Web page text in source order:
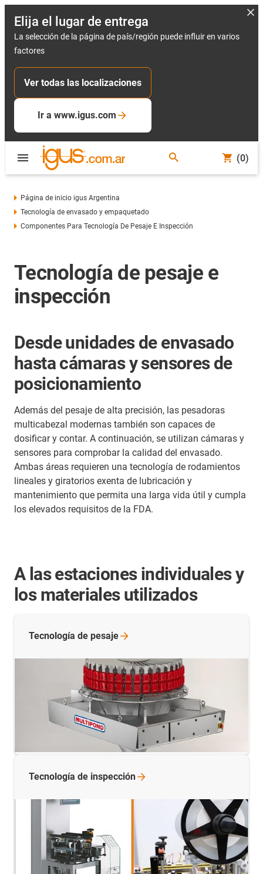
Elija el lugar de entrega
La selección de la página de país/región puede influir en varios
factores
Ver todas las localizaciones
Ir a www.igus.com
(0)
Página de inicio igus Argentina
Tecnología de envasado y empaquetado
Componentes Para Tecnología De Pesaje E Inspección
Tecnología de pesaje e
inspección
Desde unidades de envasado
hasta cámaras y sensores de
posicionamiento
Además del pesaje de alta precisión, las pesadoras
multicabezal modernas también son capaces de
dosificar y contar. A continuación, se utilizan cámaras y
sensores para comprobar la calidad del envasado.
Ambas áreas requieren una tecnología de rodamientos
lineales y giratorios exenta de lubricación y
mantenimiento que permita una larga vida útil y cumpla
los elevados requisitos de la FDA.
A las estaciones individuales y
los materiales utilizados
Tecnología de pesaje
Tecnología de inspección